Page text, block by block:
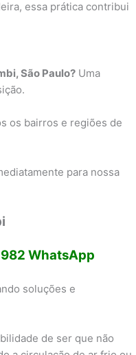
essa prática contribui
São Paulo? Uma
os bairros e regiões de
para nossa
WhatsApp
soluções e
de ser que não